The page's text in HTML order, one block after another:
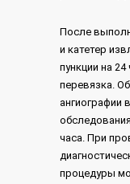
После
и катетер
пункции на
перевязка.
ангиографии
часа. При
процедуры